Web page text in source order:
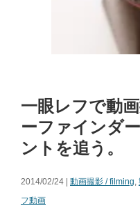
一眼レフで動
ーファインダ
ントを追う。
2014/02/24 | 動画撮影 / filming,
フ動画